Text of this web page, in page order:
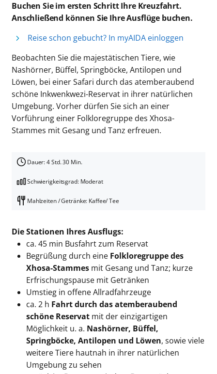
Buchen Sie im ersten Schritt Ihre Kreuzfahrt.
Anschließend können Sie Ihre Ausflüge buchen.
Reise schon gebucht? In myAIDA einloggen
Beobachten Sie die majestätischen Tiere, wie
Nashörner, Büffel, Springböcke, Antilopen und
Löwen, bei einer Safari durch das atemberaubend
schöne Inkwenkwezi-Reservat in ihrer natürlichen
Umgebung. Vorher dürfen Sie sich an einer
Vorführung einer Folkloregruppe des Xhosa-
Stammes mit Gesang und Tanz erfreuen.
Dauer: 4 Std. 30 Min.
Schwierigkeitsgrad: Moderat
Mahlzeiten / Getränke: Kaffee/ Tee
Die Stationen Ihres Ausflugs:
ca. 45 min Busfahrt zum Reservat
Begrüßung durch eine Folkloregruppe des
Xhosa-Stammes mit Gesang und Tanz; kurze
Erfrischungspause mit Getränken
Umstieg in offene Allradfahrzeuge
ca. 2 h Fahrt durch das atemberaubend
schöne Reservatmit der einzigartigen
Möglichkeit u. a. Nashörner, Büffel,
Springböcke, Antilopen und Löwen, sowie viele
weitere Tiere hautnah in ihrer natürlichen
Umgebung zu sehen